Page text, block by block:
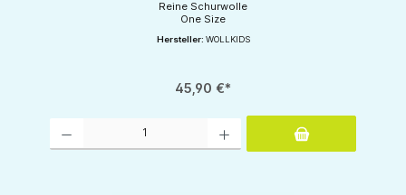
Reine Schurwolle
One Size
Hersteller: WOLLKIDS
45,90 €*